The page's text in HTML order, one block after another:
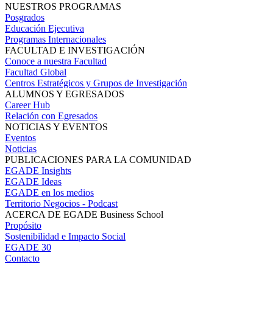
NUESTROS PROGRAMAS
Posgrados
Educación Ejecutiva
Programas Internacionales
FACULTAD E INVESTIGACIÓN
Conoce a nuestra Facultad
Facultad Global
Centros Estratégicos y Grupos de Investigación
ALUMNOS Y EGRESADOS
Career Hub
Relación con Egresados
NOTICIAS Y EVENTOS
Eventos
Noticias
PUBLICACIONES PARA LA COMUNIDAD
EGADE Insights
EGADE Ideas
EGADE en los medios
Territorio Negocios - Podcast
ACERCA DE EGADE Business School
Propósito
Sostenibilidad e Impacto Social
EGADE 30
Contacto